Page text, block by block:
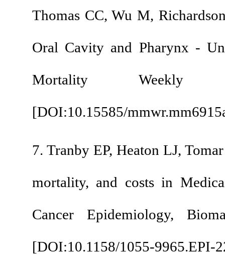
Thomas CC, Wu M,
Oral Cavity and
Mortality
[DOI:10.15585/
7. Tranby EP,
mortality, and
Cancer
[ DOI:10.1158/1055-